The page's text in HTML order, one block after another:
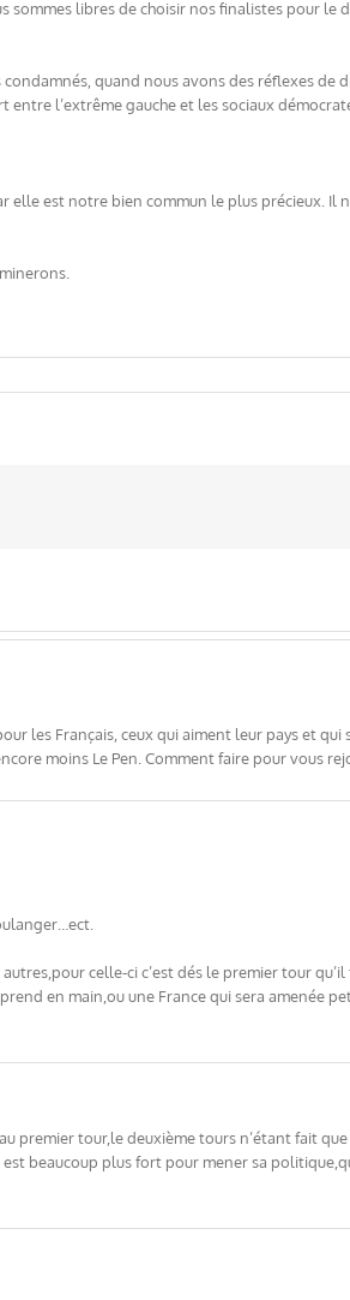
libres de choisir nos finalistes pour le
quand nous avons des réflexes
l’extrême gauche et les sociaux
est notre bien commun le plus précieux. Il
les Français, ceux qui aiment leur pays et qui
moins Le Pen. Comment faire pour vous
celle-ci c’est dés le premier tour
en main,ou une France qui sera amenée
premier tour,le deuxième tours n’étant fait
beaucoup plus fort pour mener sa